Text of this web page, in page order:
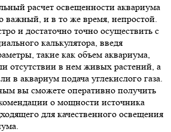
расчет освещенности аквариума
важный, и в то же время, непростой.
и достаточно точно осуществить с
калькулятора, введя
такие как объем аквариума,
отсутствии в нем живых растений, а
в аквариум подача углекислого газа.
вы сможете оперативно получить
о мощности источника
для качественного освещения